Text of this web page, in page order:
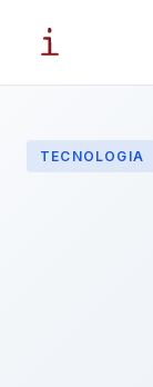
TECNOLOGIA